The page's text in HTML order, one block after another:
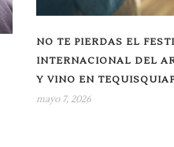
NO TE PIERDAS EL
INTERNACIONAL DEL
Y VINO EN
mayo 7, 2026